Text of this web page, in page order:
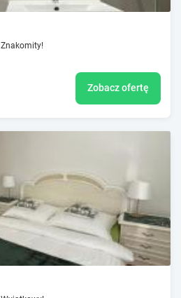
Znakomity!
Zobacz ofertę